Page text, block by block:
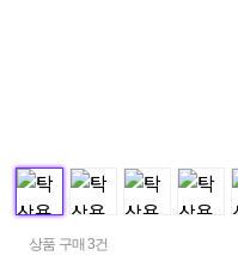
상품 구매 3건